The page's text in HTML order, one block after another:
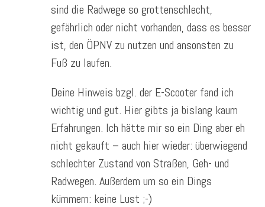
sind die Radwege so grottenschlecht,
gefährlich oder nicht vorhanden, dass es besser
ist, den ÖPNV zu nutzen und ansonsten zu
Fuß zu laufen.
Deine Hinweis bzgl. der E-Scooter fand ich
wichtig und gut. Hier gibts ja bislang kaum
Erfahrungen. Ich hätte mir so ein Ding aber eh
nicht gekauft – auch hier wieder: überwiegend
schlechter Zustand von Straßen, Geh- und
Radwegen. Außerdem um so ein Dings
kümmern: keine Lust ;-)